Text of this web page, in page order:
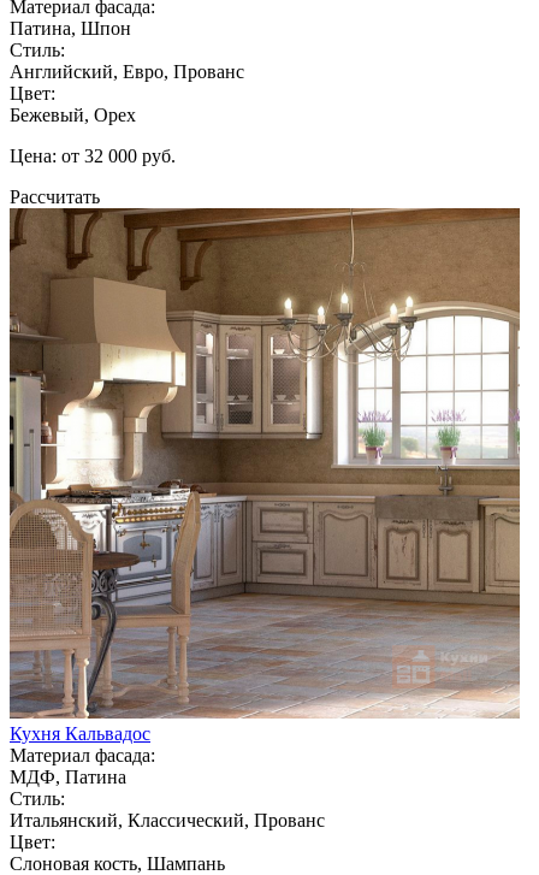
Материал фасада:
Патина, Шпон
Стиль:
Английский, Евро, Прованс
Цвет:
Бежевый, Орех
Цена: от 32 000 руб.
Рассчитать
Кухня Кальвадос
Материал фасада:
МДФ, Патина
Стиль:
Итальянский, Классический, Прованс
Цвет:
Слоновая кость, Шампань